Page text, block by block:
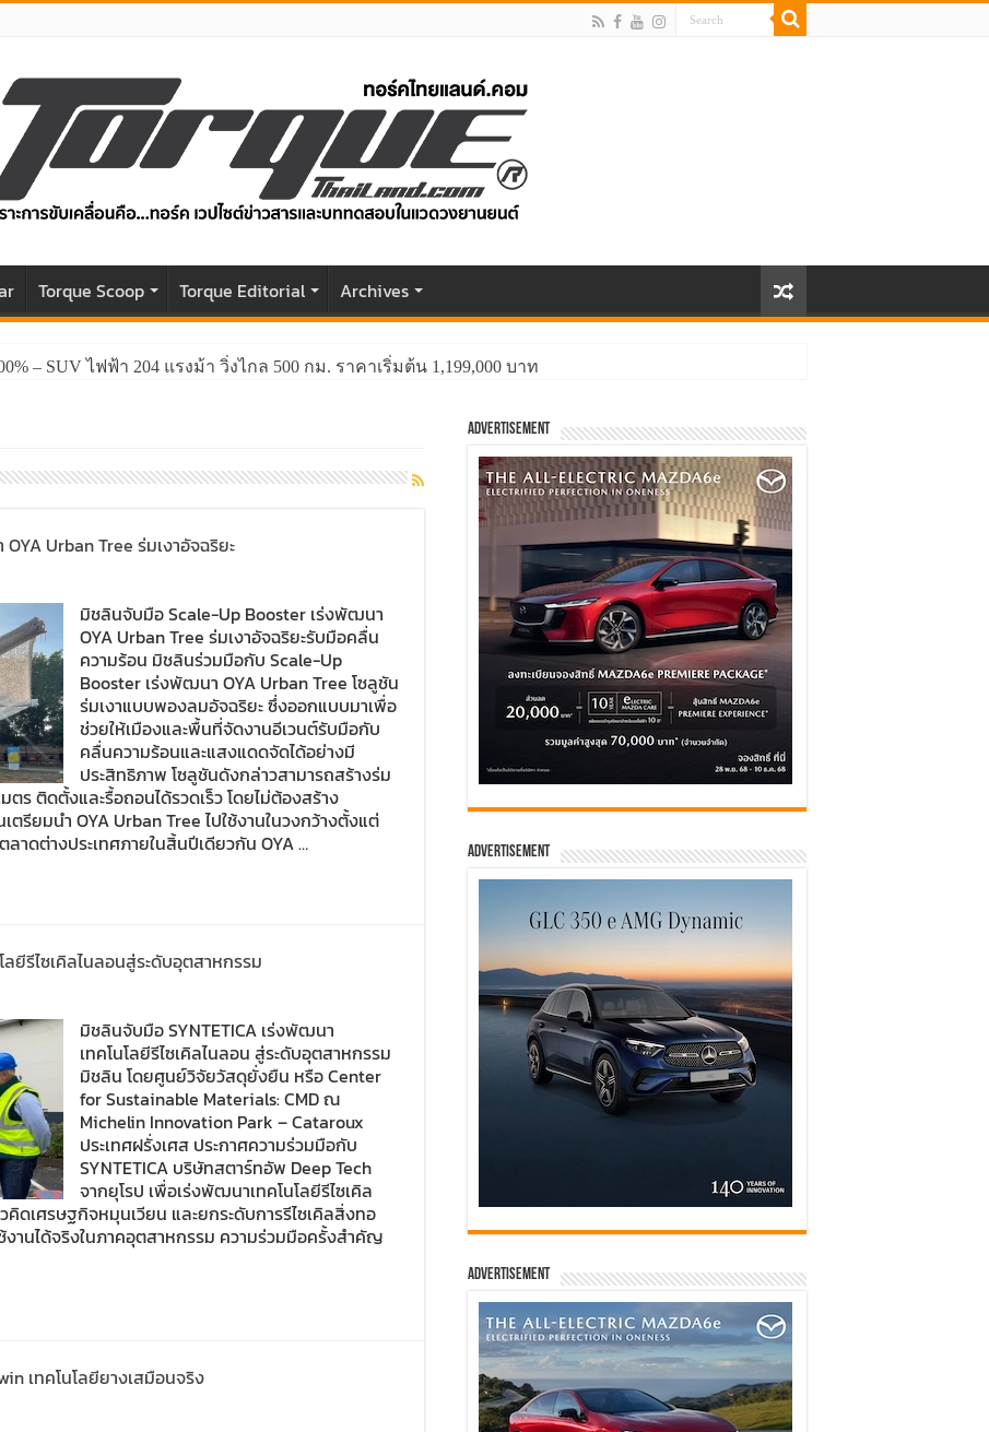
Torque Scoop Torque Editorial Archives
HAVAL H6 ปรับโฉมหน้าใหม่หล่อกว่าเดิม พร้อมสมรรถนะที่ดียิ่งกว่า
Urban Tree ร่มเงาอัจฉริยะ
มิชลินจับมือ Scale-Up Booster เร่งพัฒนา
OYA Urban Tree ร่มเงาอัจฉริยะรับมือคลื่น
ความร้อน มิชลินร่วมมือกับ Scale-Up
Booster เร่งพัฒนา OYA Urban Tree โซลูชัน
ร่มเงาแบบพองลมอัจฉริยะ ซึ่งออกแบบมาเพื่อ
ช่วยให้เมืองและพื้นที่จัดงานอีเวนต์รับมือกับ
คลื่นความร้อนและแสงแดดจัดได้อย่างมี
ประสิทธิภาพ โซลูชันดังกล่าวสามารถสร้างร่ม
ร ติดตั้งและรื้อถอนได้รวดเร็ว โดยไม่ต้องสร้าง
รียมนำ OYA Urban Tree ไปใช้งานในวงกว้างตั้งแต่
าดต่างประเทศภายในสิ้นปีเดียวกัน OYA …
ยีรีไซเคิลไนลอนสู่ระดับอุตสาหกรรม
มิชลินจับมือ SYNTETICA เร่งพัฒนา
เทคโนโลยีรีไซเคิลไนลอน สู่ระดับอุตสาหกรรม
มิชลิน โดยศูนย์วิจัยวัสดุยั่งยืน หรือ Center
for Sustainable Materials: CMD ณ
Michelin Innovation Park – Cataroux
ประเทศฝรั่งเศส ประกาศความร่วมมือกับ
SYNTETICA บริษัทสตาร์ทอัพ Deep Tech
จากยุโรป เพื่อเร่งพัฒนาเทคโนโลยีรีไซเคิล
ดเศรษฐกิจหมุนเวียน และยกระดับการรีไซเคิลสิ่งทอ
านได้จริงในภาคอุตสาหกรรม ความร่วมมือครั้งสำคัญ
เทคโนโลยียางเสมือนจริง
Advertisement
Advertisement
Advertisement